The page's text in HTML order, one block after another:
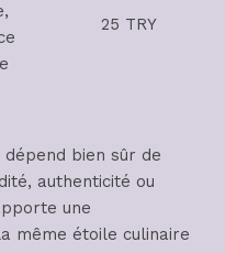
25 TRY
bien sûr de
authenticité ou
une
même étoile culinaire